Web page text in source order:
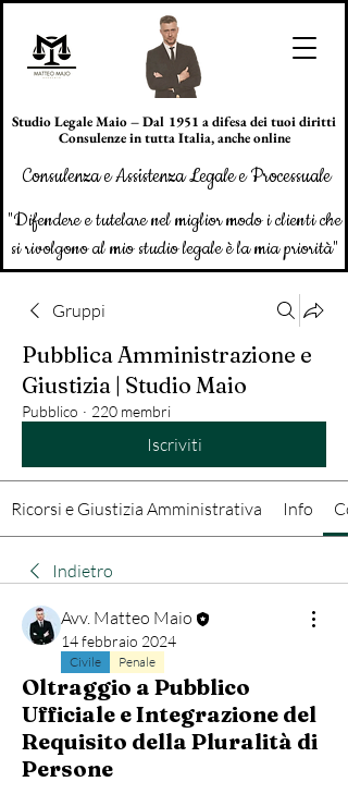
Studio Legale Maio – Dal 1951 a difesa dei tuoi diritti
Consulenze in tutta Italia, anche online
Consulenza e Assistenza Legale e Processuale
"Difendere e tutelare nel miglior modo i clienti che
si rivolgono al mio studio legale è la mia priorità"
Gruppi
Pubblica Amministrazione e
Giustizia | Studio Maio
Pubblico · 220 membri
Iscriviti
Ricorsi e Giustizia Amministrativa Info
Indietro
Avv. Matteo Maio
14 febbraio 2024
Civile Penale
Oltraggio a Pubblico
Ufficiale e Integrazione del
Requisito della Pluralità di
Persone